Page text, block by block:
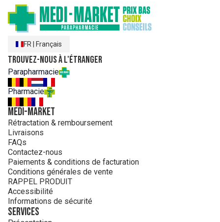
FR Français
Trouvez-nous à l'étranger
Parapharmacie
Pharmacie
MEDI-MARKET
Rétractation & remboursement
Livraisons
FAQs
Contactez-nous
Paiements & conditions de facturation
Conditions générales de vente
RAPPEL PRODUIT
Accessibilité
Informations de sécurité
Services